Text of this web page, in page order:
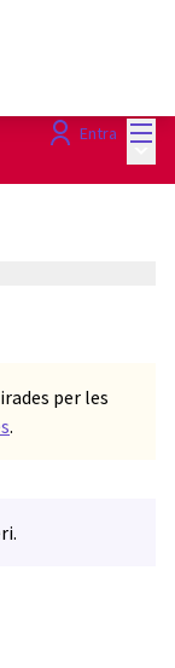
Entra
per les
.